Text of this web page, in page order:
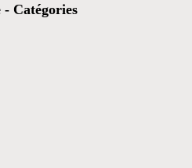
Catégories